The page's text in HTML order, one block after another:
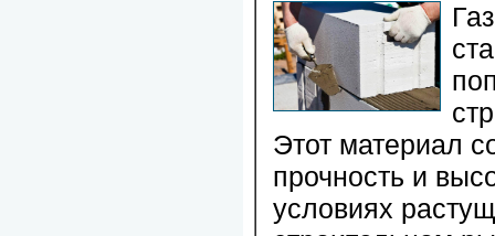
Этот материал
прочность и
условиях